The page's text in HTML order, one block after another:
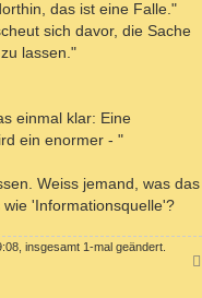
das ist eine Falle."
sich davor, die Sache
lassen."
einmal klar: Eine
ein enormer - "
Weiss jemand, was das
'Informationsquelle'?
insgesamt 1-mal geändert.